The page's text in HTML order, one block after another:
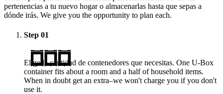
pertenencias a tu nuevo hogar o almacenarlas hasta que sepas a
dónde irás. We give you the opportunity to plan each.
Step 01
Elige la cantidad de contenedores que necesitas. One U-Box
container fits about a room and a half of household items.
When in doubt get an extra–we won't charge you if you don't
use it.